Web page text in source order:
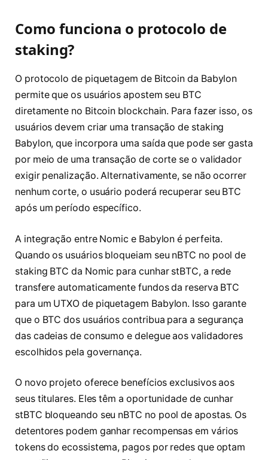
Como funciona o protocolo de
staking?
O protocolo de piquetagem de Bitcoin da Babylon
permite que os usuários apostem seu BTC
diretamente no Bitcoin blockchain. Para fazer isso, os
usuários devem criar uma transação de staking
Babylon, que incorpora uma saída que pode ser gasta
por meio de uma transação de corte se o validador
exigir penalização. Alternativamente, se não ocorrer
nenhum corte, o usuário poderá recuperar seu BTC
após um período específico.
A integração entre Nomic e Babylon é perfeita.
Quando os usuários bloqueiam seu nBTC no pool de
staking BTC da Nomic para cunhar stBTC, a rede
transfere automaticamente fundos da reserva BTC
para um UTXO de piquetagem Babylon. Isso garante
que o BTC dos usuários contribua para a segurança
das cadeias de consumo e delegue aos validadores
escolhidos pela governança.
O novo projeto oferece benefícios exclusivos aos
seus titulares. Eles têm a oportunidade de cunhar
stBTC bloqueando seu nBTC no pool de apostas. Os
detentores podem ganhar recompensas em vários
tokens do ecossistema, pagos por redes que optam